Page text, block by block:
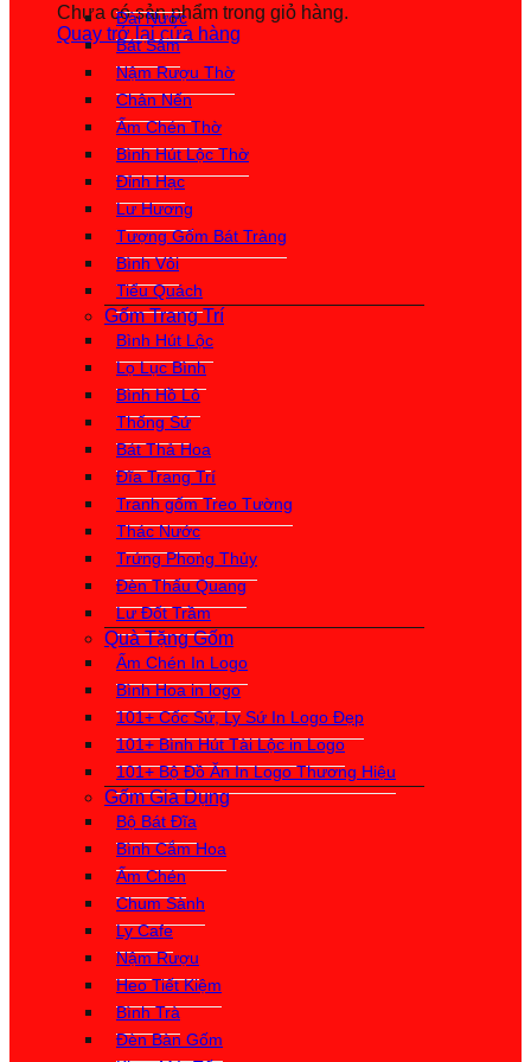
Chưa có sản phẩm trong giỏ hàng.
Quay trở lại cửa hàng
Đài Nước
Bát Sâm
Nậm Rượu Thờ
Chân Nến
Ấm Chén Thờ
Bình Hút Lộc Thờ
Đỉnh Hạc
Lư Hương
Tượng Gốm Bát Tràng
Bình Vôi
Tiểu Quách
Gốm Trang Trí
Bình Hút Lộc
Lọ Lục Bình
Bình Hồ Lô
Thống Sứ
Bát Thả Hoa
Đĩa Trang Trí
Tranh gốm Treo Tường
Thác Nước
Trứng Phong Thủy
Đèn Thấu Quang
Lư Đốt Trầm
Quà Tặng Gốm
Ấm Chén In Logo
Bình Hoa in logo
101+ Cốc Sứ, Ly Sứ In Logo Đẹp
101+ Bình Hút Tài Lộc in Logo
101+ Bộ Đồ Ăn In Logo Thương Hiệu
Gốm Gia Dụng
Bộ Bát Đĩa
Bình Cắm Hoa
Ấm Chén
Chum Sành
Ly Cafe
Nậm Rượu
Heo Tiết Kiệm
Bình Trà
Đèn Bàn Gốm